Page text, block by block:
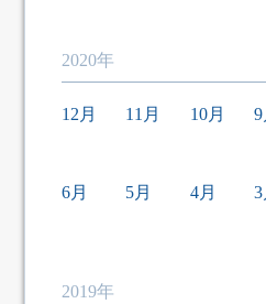
2020年
12月 11月 10月 9
6月 5月 4月 3
2019年